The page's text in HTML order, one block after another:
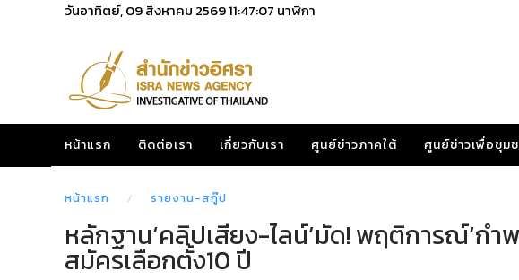
วันอาทิตย์, 09 สิงหาคม 256911:47:08 นาฬิกา
หน้าแรก ติดต่อเรา เกี่ยวกับเรา ศูนย์ข่าวภาคใต้ ศูนย์ข่าวเพื่อชุม
หน้าแรก รายงาน-สกู๊ป
หลักฐาน‘คลิปเสียง-ไลน์’มัด! พฤติการณ์‘กำ
สมัครเลือกตั้ง10 ปี